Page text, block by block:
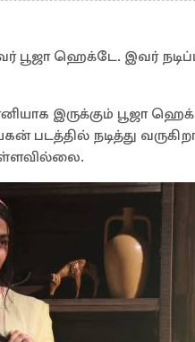
பூஜா ஹெக்டே. இவர்
இருக்கும் பூஜா
நடித்து